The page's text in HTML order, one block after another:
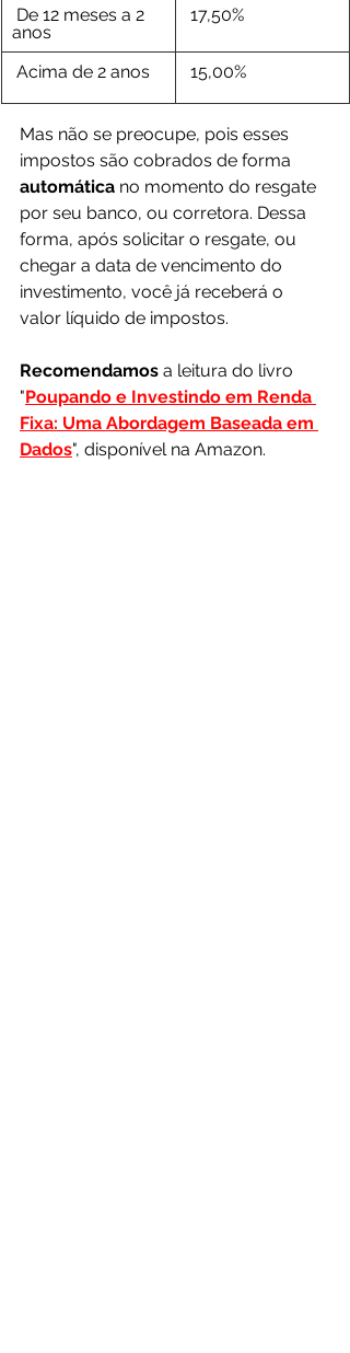
anos
17,50%
Acima de 2 anos 15,00%
Mas não se preocupe, pois esses
impostos são cobrados de forma
automática no momento do resgate
por seu banco, ou corretora. Dessa
forma, após solicitar o resgate, ou
chegar a data de vencimento do
investimento, você já receberá o
valor líquido de impostos.
Recomendamos a leitura do livro
"Poupando e Investindo em Renda
Fixa: Uma Abordagem Baseada em
Dados", disponível na Amazon.